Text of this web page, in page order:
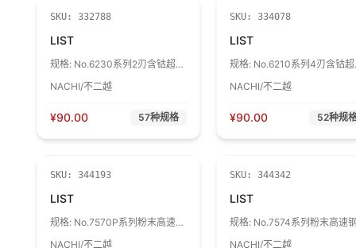
SKU: 332788
LIST
规格: No.6230系列2刃含钴超硬
D3.0X6S2 1盒
NACHI/不二越
¥90.00 57种规格
SKU: 334078
LIST
规格: No.6210系列4刃含钴超
D3.0X6S4 1盒
NACHI/不二越
¥90.00 52种规
SKU: 344193
LIST
规格: No.7570P系列粉末高速钢
NACHI/不二越
SKU: 344342
LIST
规格: No.7574系列粉末高速
NACHI/不二越